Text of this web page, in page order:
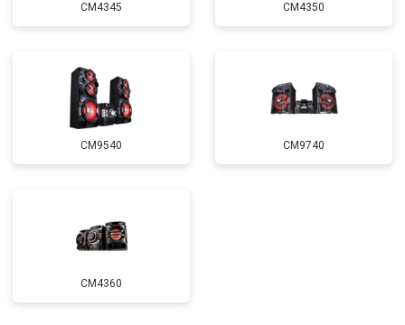
CM4345 CM4350
CM9540 CM9740
CM4360